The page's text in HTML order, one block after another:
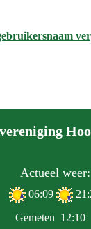
Actueel weer:
06:09
Gemeten 12:10